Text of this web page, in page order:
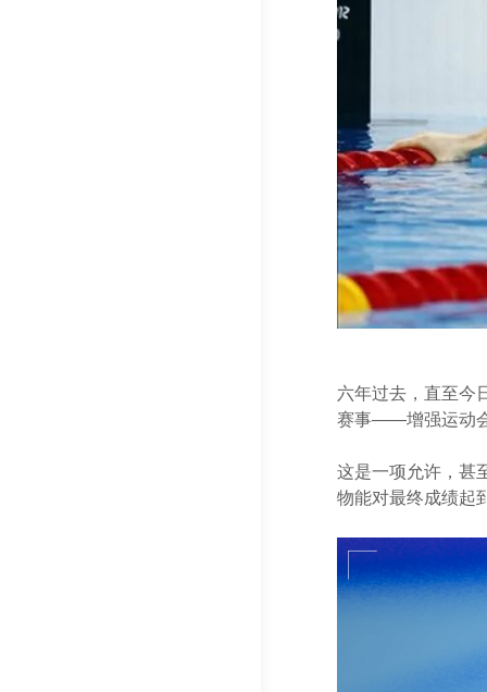
六年过去，直至今
赛事——增强运动
这是一项允许，甚
物能对最终成绩起